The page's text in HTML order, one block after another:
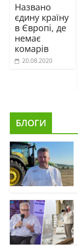
Названо
єдину країну
в Європі, де
немає
комарів
20.08.2020
БЛОГИ